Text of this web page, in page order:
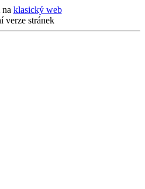
klasický web
verze stránek